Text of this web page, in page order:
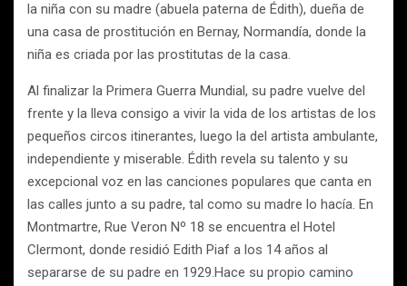
la niña con su madre (abuela paterna de Édith), dueña de
una casa de prostitución en Bernay, Normandía, donde la
niña es criada por las prostitutas de la casa.
Al finalizar la Primera Guerra Mundial, su padre vuelve del
frente y la lleva consigo a vivir la vida de los artistas de los
pequeños circos itinerantes, luego la del artista ambulante,
independiente y miserable. Édith revela su talento y su
excepcional voz en las canciones populares que canta en
las calles junto a su padre, tal como su madre lo hacía. En
Montmartre, Rue Veron Nº 18 se encuentra el Hotel
Clermont, donde residió Edith Piaf a los 14 años al
separarse de su padre en 1929.Hace su propio camino